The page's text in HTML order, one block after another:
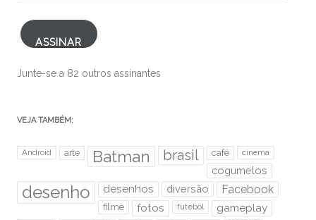
ASSINAR
Junte-se a 82 outros assinantes
VEJA TAMBÉM:
Android arte Batman brasil café cinema
cogumelos
desenho desenhos diversão Facebook
filme fotos futebol gameplay